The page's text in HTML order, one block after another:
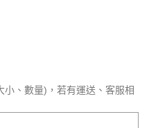
、數量)，若有運送、客服相